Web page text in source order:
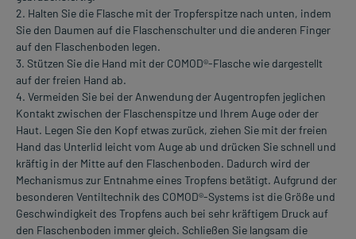
2. Halten Sie die Flasche mit der Tropferspitze nach unten, indem
Sie den Daumen auf die Flaschenschulter und die anderen Finger
auf den Flaschenboden legen.
3. Stützen Sie die Hand mit der COMOD®-Flasche wie dargestellt
auf der freien Hand ab.
4. Vermeiden Sie bei der Anwendung der Augentropfen jeglichen
Kontakt zwischen der Flaschenspitze und Ihrem Auge oder der
Haut. Legen Sie den Kopf etwas zurück, ziehen Sie mit der freien
Hand das Unterlid leicht vom Auge ab und drücken Sie schnell und
kräftig in der Mitte auf den Flaschenboden. Dadurch wird der
Mechanismus zur Entnahme eines Tropfens betätigt. Aufgrund der
besonderen Ventiltechnik des COMOD®-Systems ist die Größe und
Geschwindigkeit des Tropfens auch bei sehr kräftigem Druck auf
den Flaschenboden immer gleich. Schließen Sie langsam die